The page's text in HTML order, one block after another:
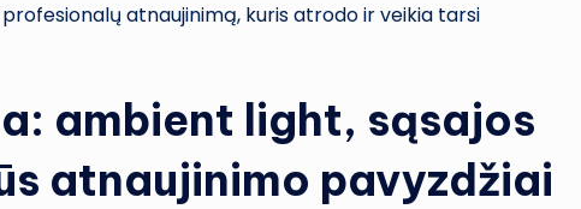
atnaujinimą, kuris atrodo ir veikia tarsi
ambient light, sąsajos
atnaujinimo pavyzdžiai